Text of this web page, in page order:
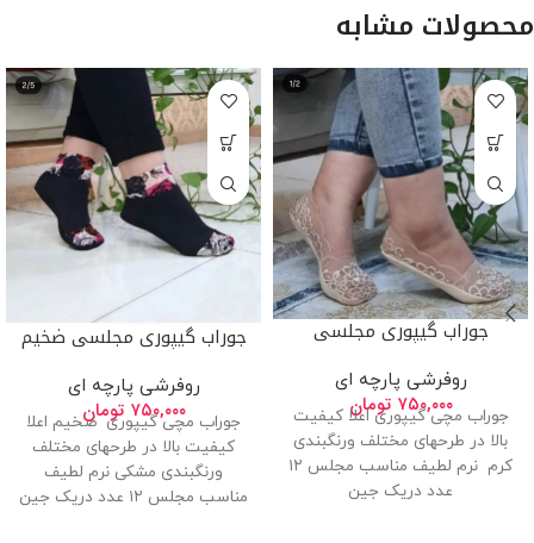
محصولات مشابه
جوراب گیپوری مجلسی
روفرشی پارچه ای
۷۵۰,۰۰۰ تومان
جوراب مچی گیپوری اعلا کیفیت
بالا در طرحهای مختلف ورنگبندی
کرم نرم لطیف مناسب مجلس ۱۲
عدد دریک جین
جوراب گیپوری مجلسی ضخیم
روفرشی پارچه ای
۷۵۰,۰۰۰ تومان
جوراب مچی گیپوری ضخیم اعلا
کیفیت بالا در طرحهای مختلف
ورنگبندی مشکی نرم لطیف
مناسب مجلس ۱۲ عدد دریک جین